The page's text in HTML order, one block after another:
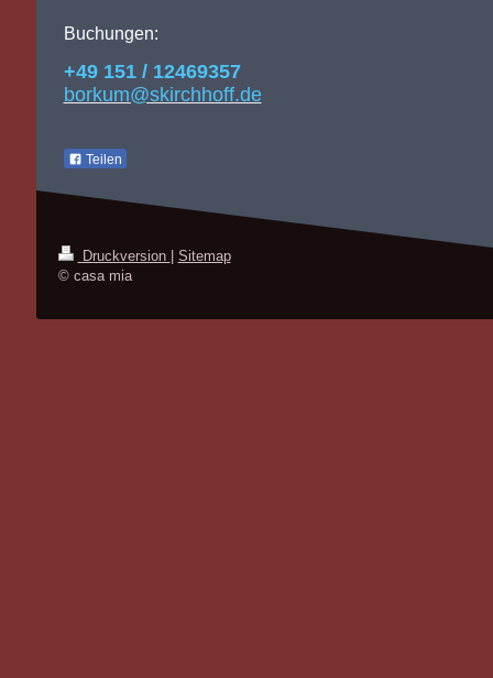
Buchungen:
+49 151 / 12469357
borkum@skirchhoff.de
Teilen
Druckversion
Sitemap
© casa mia